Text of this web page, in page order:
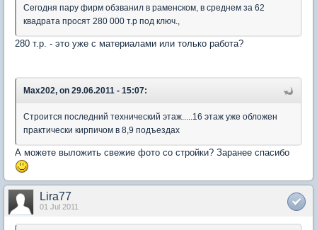
Сегодня пару фирм обзванил в раменском, в среднем за 62
квадрата просят 280 000 т.р под ключ.,
280 т.р. - это уже с материалами или только работа?
Max202, on 29.06.2011 - 15:07:
Строится последний технический этаж.....16 этаж уже обложен
практически кирпичом в 8,9 подъездах
А можете выложить свежие фото со стройки? Заранее спасибо
Lira77
01 Jul 2011